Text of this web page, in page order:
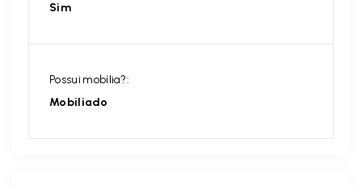
Sim
Possui mobília?:
Mobiliado